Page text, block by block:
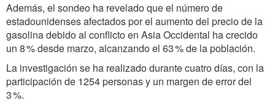
Además, el sondeo ha revelado que el número de
estadounidenses afectados por el aumento del precio de la
gasolina debido al conflicto en Asia Occidental ha crecido
un 8 % desde marzo, alcanzando el 63 % de la población.
La investigación se ha realizado durante cuatro días, con la
participación de 1254 personas y un margen de error del
3 %.